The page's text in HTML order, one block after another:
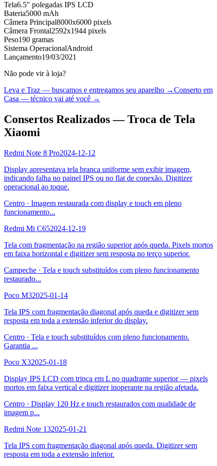
Tela6.5" polegadas IPS LCD
Bateria5000 mAh
Câmera Principal8000x6000 pixels
Câmera Frontal2592x1944 pixels
Peso190 gramas
Sistema OperacionalAndroid
Lançamento19/03/2021
Não pode vir à loja?
Leva e Traz — buscamos e entregamos seu aparelho →Conserto em
Casa — técnico vai até você →
Consertos Realizados — Troca de Tela
Xiaomi
Redmi Note 8 Pro2024-12-12
Display apresentava tela branca uniforme sem exibir imagem,
indicando falha no painel IPS ou no flat de conexão. Digitizer
operacional ao toque.
Centro · Imagem restaurada com display e touch em pleno
funcionamento...
Redmi Mi C652024-12-19
Tela com fragmentação na região superior após queda. Pixels mortos
em faixa horizontal e digitizer sem resposta no terço superior.
Campeche · Tela e touch substituídos com pleno funcionamento
restaurado...
Poco M32025-01-14
Tela IPS com fragmentação diagonal após queda e digitizer sem
resposta em toda a extensão inferior do display.
Centro · Tela e touch substituídos com pleno funcionamento.
Garantia ...
Poco X32025-01-18
Display IPS LCD com trinca em L no quadrante superior — pixels
mortos em faixa vertical e digitizer inoperante na região afetada.
Centro · Display 120 Hz e touch restaurados com qualidade de
imagem p...
Redmi Note 132025-01-21
Tela IPS com fragmentação diagonal após queda. Digitizer sem
resposta em toda a extensão inferior.